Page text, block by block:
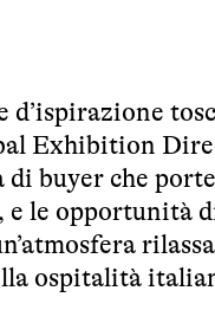
Exhibition
di buyer che
le opportunità
ospitalità